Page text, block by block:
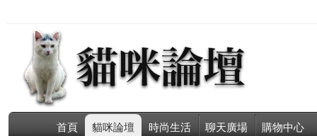
首頁 貓咪論壇 時尚生活 聊天廣場 購物中心